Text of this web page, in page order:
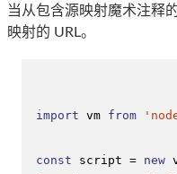
当从包含源映射魔术注释
映射的 URL。
import vm from
const script = new